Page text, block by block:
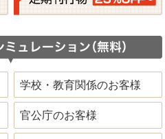
学校・教育関係のお客様
官公庁のお客様